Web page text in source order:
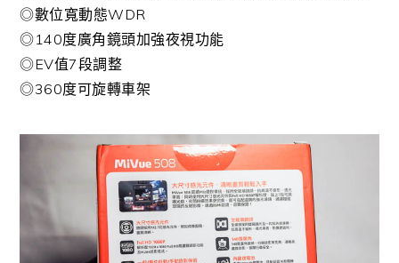
◎數位寬動態WDR
◎140度廣角鏡頭加強夜視功能
◎EV值7段調整
◎360度可旋轉車架